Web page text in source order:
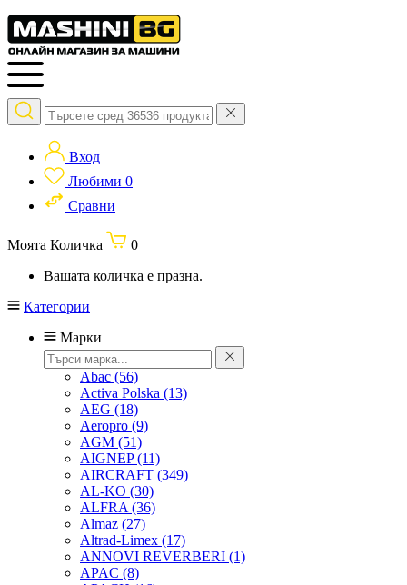
Вход
Любими 0
Сравни
Моята Количка
0
Вашата количка е празна.
Категории
Марки
Abac (56)
Activa Polska (13)
AEG (18)
Aeropro (9)
AGM (51)
AIGNEP(11)
AIRCRAFT (349)
AL-KO (30)
ALFRA (36)
Almaz (27)
Altrad-Limex (17)
ANNOVI REVERBERI (1)
APAC (8)